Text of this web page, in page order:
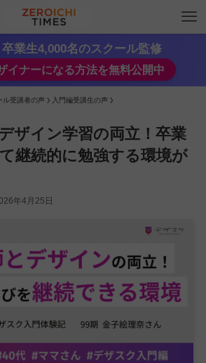
卒業生4,000名のスクール監修
イナーになる方法を無料公開中
ル受講者の声 入門編受講生の声
ザイン学習の両立！卒業
継続的に勉強する環境が
年4月25日